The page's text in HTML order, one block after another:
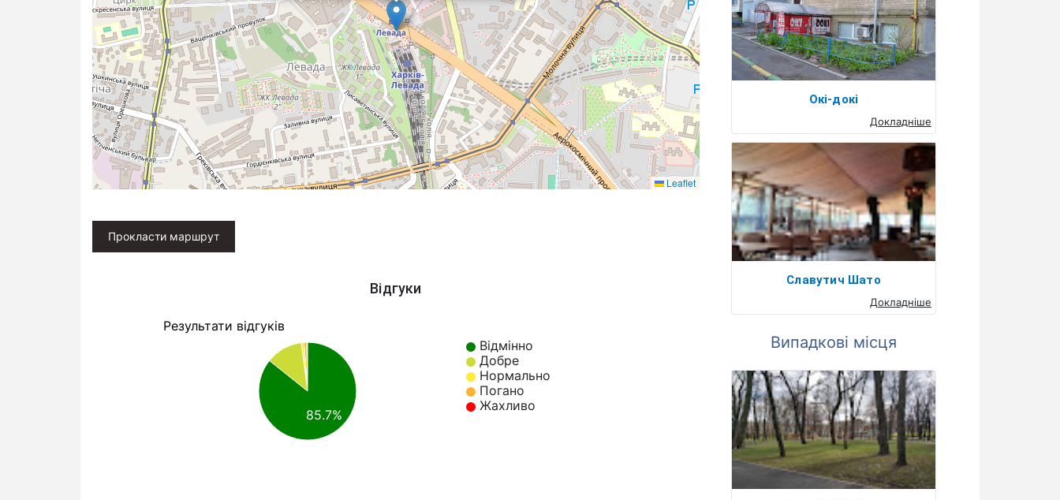
Leaflet
Прокласти маршрут
Відгуки
Результати відгуків
Відмінно
Добре
Нормально
Погано
Жахливо
85.7%
Окі-докі
Докладніше
Славутич Шато
Докладніше
Випадкові місця